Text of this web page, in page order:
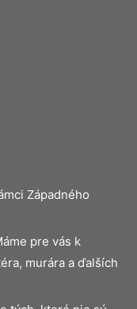
Západného
pre vás k
murára a ďalších